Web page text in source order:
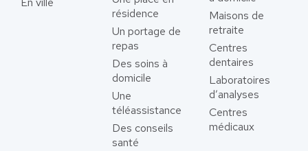
résidence
Un portage de
repas
Des soins à
domicile
Une
téléassistance
Des conseils
santé
Maisons de
retraite
Centres
dentaires
Laboratoires
d’analyses
Centres
médicaux